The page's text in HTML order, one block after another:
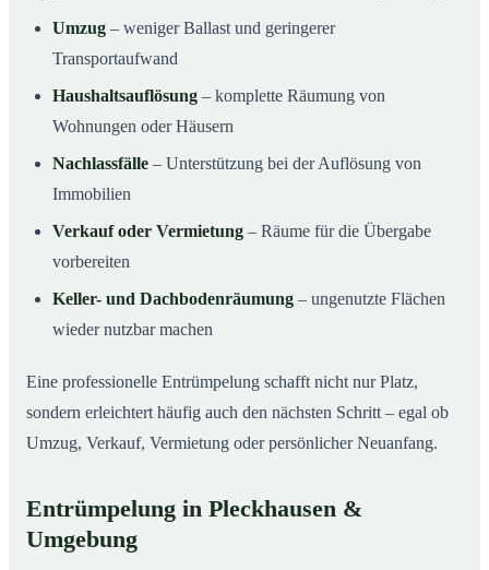
Umzug – weniger Ballast und geringerer
Transportaufwand
Haushaltsauflösung – komplette Räumung von
Wohnungen oder Häusern
Nachlassfälle – Unterstützung bei der Auflösung von
Immobilien
Verkauf oder Vermietung – Räume für die Übergabe
vorbereiten
Keller- und Dachbodenräumung – ungenutzte Flächen
wieder nutzbar machen
Eine professionelle Entrümpelung schafft nicht nur Platz,
sondern erleichtert häufig auch den nächsten Schritt – egal ob
Umzug, Verkauf, Vermietung oder persönlicher Neuanfang.
Entrümpelung in Pleckhausen &
Umgebung